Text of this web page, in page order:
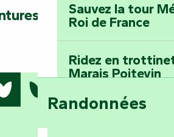
Sauvez la tour
Roi de France
Ridez en
Marais Poitevin
Embarquez pour
Randonnées
vous attendent…
amusez-vous : l’été
au lac de Chassenon